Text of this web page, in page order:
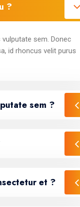
?
sem. Donec
id rhoncus velit purus
sem ?
et ?